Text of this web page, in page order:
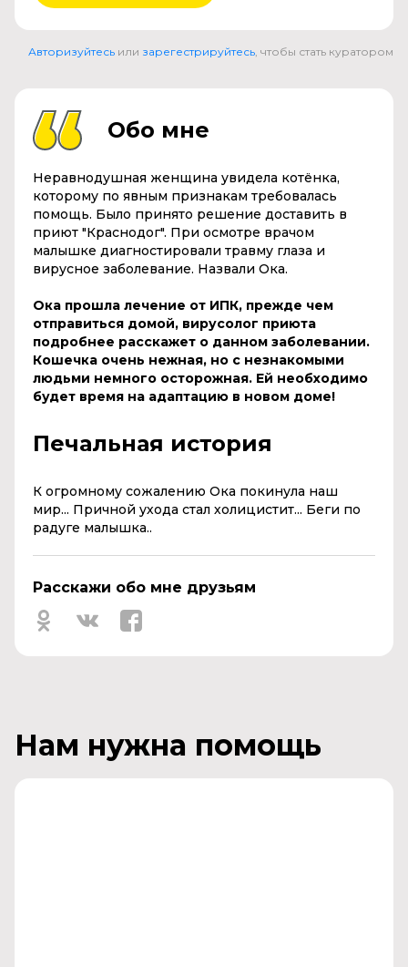
Авторизуйтесь или зарегестрируйтесь, чтобы стать куратором
Обо мне
Неравнодушная женщина увидела котёнка,
которому по явным признакам требовалась
помощь. Было принято решение доставить в
приют "Краснодог". При осмотре врачом
малышке диагностировали травму глаза и
вирусное заболевание. Назвали Ока.
Ока прошла лечение от ИПК, прежде чем
отправиться домой, вирусолог приюта
подробнее расскажет о данном заболевании.
Кошечка очень нежная, но с незнакомыми
людьми немного осторожная. Ей необходимо
будет время на адаптацию в новом доме!
Печальная история
К огромному сожалению Ока покинула наш
мир... Причной ухода стал холицистит... Беги по
радуге малышка..
Расскажи обо мне друзьям
Нам нужна помощь